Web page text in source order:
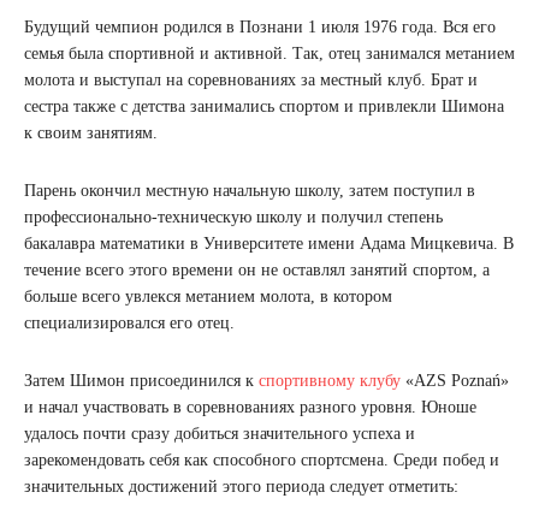
Будущий чемпион родился в Познани 1 июля 1976 года. Вся его
семья была спортивной и активной. Так, отец занимался метанием
молота и выступал на соревнованиях за местный клуб. Брат и
сестра также с детства занимались спортом и привлекли Шимона
к своим занятиям.
Парень окончил местную начальную школу, затем поступил в
профессионально-техническую школу и получил степень
бакалавра математики в Университете имени Адама Мицкевича. В
течение всего этого времени он не оставлял занятий спортом, а
больше всего увлекся метанием молота, в котором
специализировался его отец.
Затем Шимон присоединился к спортивному клубу «AZS Poznań»
и начал участвовать в соревнованиях разного уровня. Юноше
удалось почти сразу добиться значительного успеха и
зарекомендовать себя как способного спортсмена. Среди побед и
значительных достижений этого периода следует отметить: